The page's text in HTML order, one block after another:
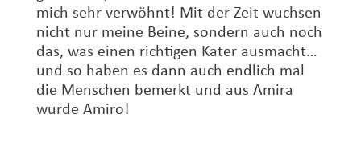
mich sehr verwöhnt! Mit der Zeit wuchsen
nicht nur meine Beine, sondern auch noch
das, was einen richtigen Kater ausmacht…
und so haben es dann auch endlich mal
die Menschen bemerkt und aus Amira
wurde Amiro!